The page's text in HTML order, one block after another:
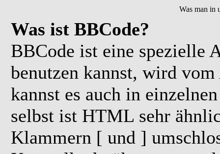
Was man in
Was ist BBCode?
BBCode ist eine spezielle
benutzen kannst, wird
kannst es auch in
selbst ist HTML sehr
Klammern [ und ]